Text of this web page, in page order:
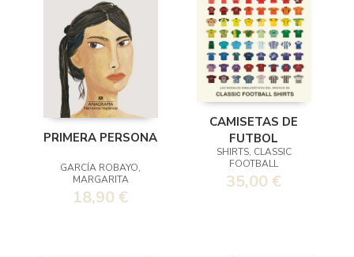
PRIMERA PERSONA
GARCÍA ROBAYO,
MARGARITA
18,90 €
CAMISETAS DE
FUTBOL
SHIRTS, CLASSIC
FOOTBALL
35,00 €